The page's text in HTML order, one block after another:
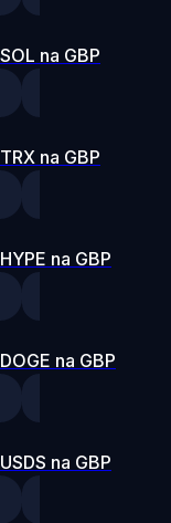
SOL na GBP
TRX na GBP
HYPE na GBP
DOGE na GBP
USDS na GBP